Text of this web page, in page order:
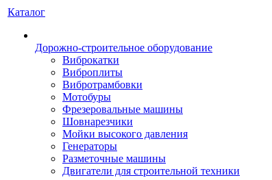
Каталог
Дорожно-строительное оборудование
Виброкатки
Виброплиты
Вибротрамбовки
Мотобуры
Фрезеровальные машины
Шовнарезчики
Мойки высокого давления
Генераторы
Разметочные машины
Двигатели для строительной техники